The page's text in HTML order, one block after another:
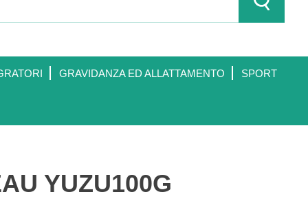
Cerca
GRAVIDANZA ED ALLATTAMENTO SPORT
YUZU100G